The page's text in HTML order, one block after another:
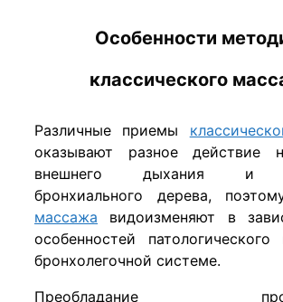
Особенности
классического
Различные приемы
оказывают разное действие
внешнего дыхания и
бронхиального дерева,
массажа видоизменяют в
особенностей
бронхолегочной системе.
Преобладание